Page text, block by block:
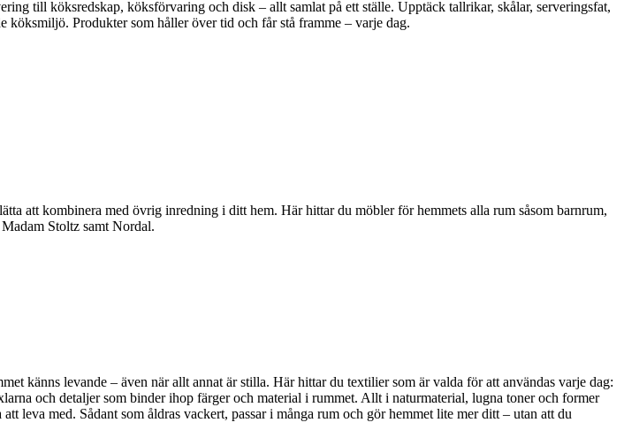
till köksredskap, köksförvaring och disk – allt samlat på ett ställe. Upptäck tallrikar, skålar, serveringsfat,
Produkter som håller över tid och får stå framme – varje dag.
att kombinera med övrig inredning i ditt hem. Här hittar du möbler för hemmets alla rum såsom barnrum,
Stoltz samt Nordal.
känns levande – även när allt annat är stilla. Här hittar du textilier som är valda för att användas varje dag:
och detaljer som binder ihop färger och material i rummet. Allt i naturmaterial, lugna toner och former
leva med. Sådant som åldras vackert, passar i många rum och gör hemmet lite mer ditt – utan att du